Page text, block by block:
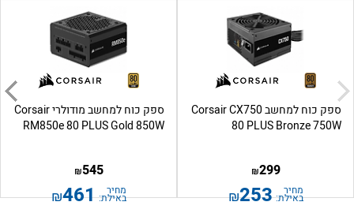
ספק כוח למחשב Corsair CX750
80 PLUS Bronze 750W
299
₪
מחיר
באילת: 253
₪
ספק כוח למחשב מודולרי Corsair
RM850e 80 PLUS Gold 850W
545
₪
מחיר
באילת: 461
₪